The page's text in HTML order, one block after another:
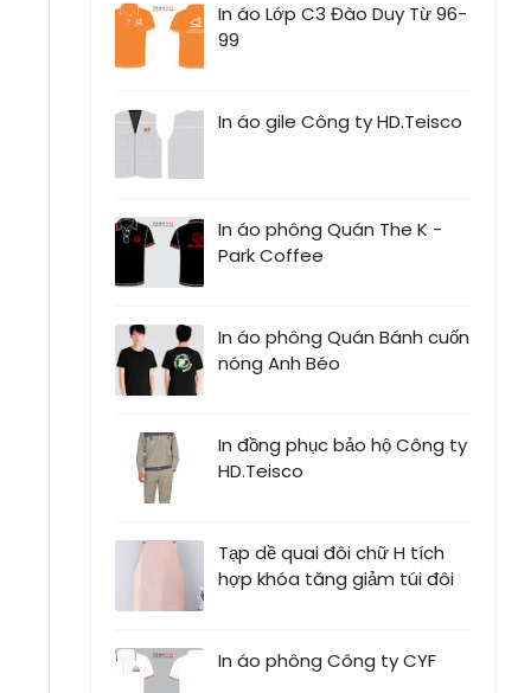
In áo Lớp C3 Đào Duy Từ 96-
99
In áo gile Công ty HD.Teisco
In áo phông Quán The K -
Park Coffee
In áo phông Quán Bánh cuốn
nóng Anh Béo
In đồng phục bảo hộ Công ty
HD.Teisco
Tạp dề quai đôi chữ H tích
hợp khóa tăng giảm túi đôi
In áo phông Công ty CYF